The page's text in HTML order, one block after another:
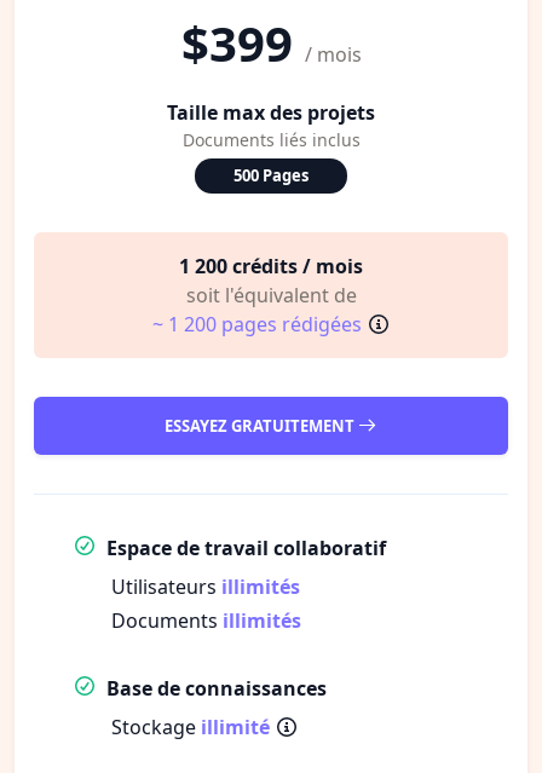
$399 / mois
Taille max des projets
Documents liés inclus
500 Pages
1 200 crédits / mois
soit l'équivalent de
~ 1 200 pages rédigées
ESSAYEZ GRATUITEMENT
Espace de travail collaboratif
Utilisateurs illimités
Documents illimités
Base de connaissances
Stockage illimité